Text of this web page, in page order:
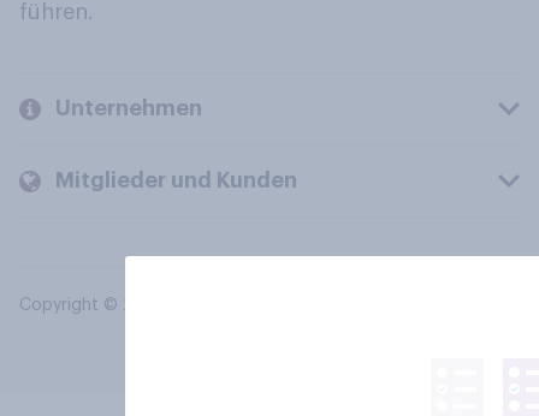
führen.
Unternehmen
Mitglieder und Kunden
Copyright © 2026 YouGov PLC. Alle Rechte vorbehalten.